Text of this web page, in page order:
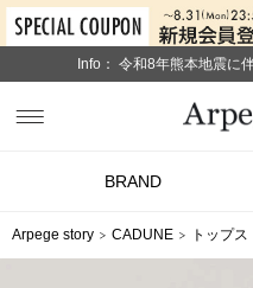
Info： 令和8年熊本地震に
BRAND
Arpege story CADUNE トップス